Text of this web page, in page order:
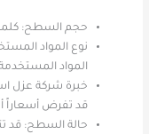
حجم السطح: كلما
نوع المواد
المواد
خبرة شركة عزل
قد تفرض أسعاراً
حالة السطح: قد